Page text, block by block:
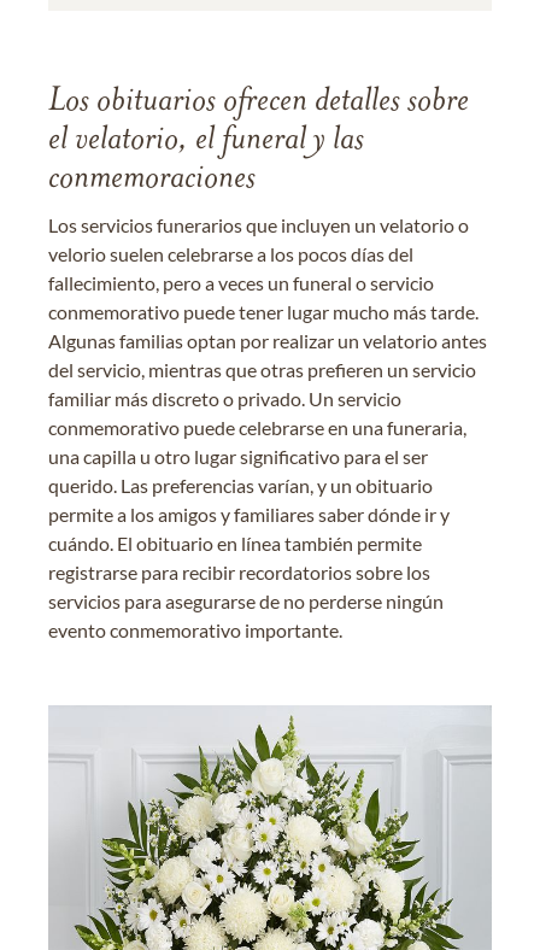
Los obituarios ofrecen detalles sobre
el velatorio, el funeral y las
conmemoraciones
Los servicios funerarios que incluyen un velatorio o
velorio suelen celebrarse a los pocos días del
fallecimiento, pero a veces un funeral o servicio
conmemorativo puede tener lugar mucho más tarde.
Algunas familias optan por realizar un velatorio antes
del servicio, mientras que otras prefieren un servicio
familiar más discreto o privado. Un servicio
conmemorativo puede celebrarse en una funeraria,
una capilla u otro lugar significativo para el ser
querido. Las preferencias varían, y un obituario
permite a los amigos y familiares saber dónde ir y
cuándo. El obituario en línea también permite
registrarse para recibir recordatorios sobre los
servicios para asegurarse de no perderse ningún
evento conmemorativo importante.